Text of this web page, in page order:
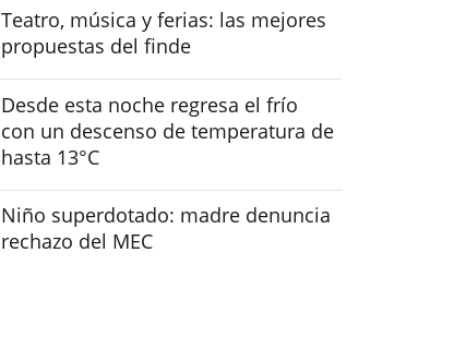
Teatro, música y ferias: las mejores
propuestas del finde
Desde esta noche regresa el frío
con un descenso de temperatura de
hasta 13°C
Niño superdotado: madre denuncia
rechazo del MEC